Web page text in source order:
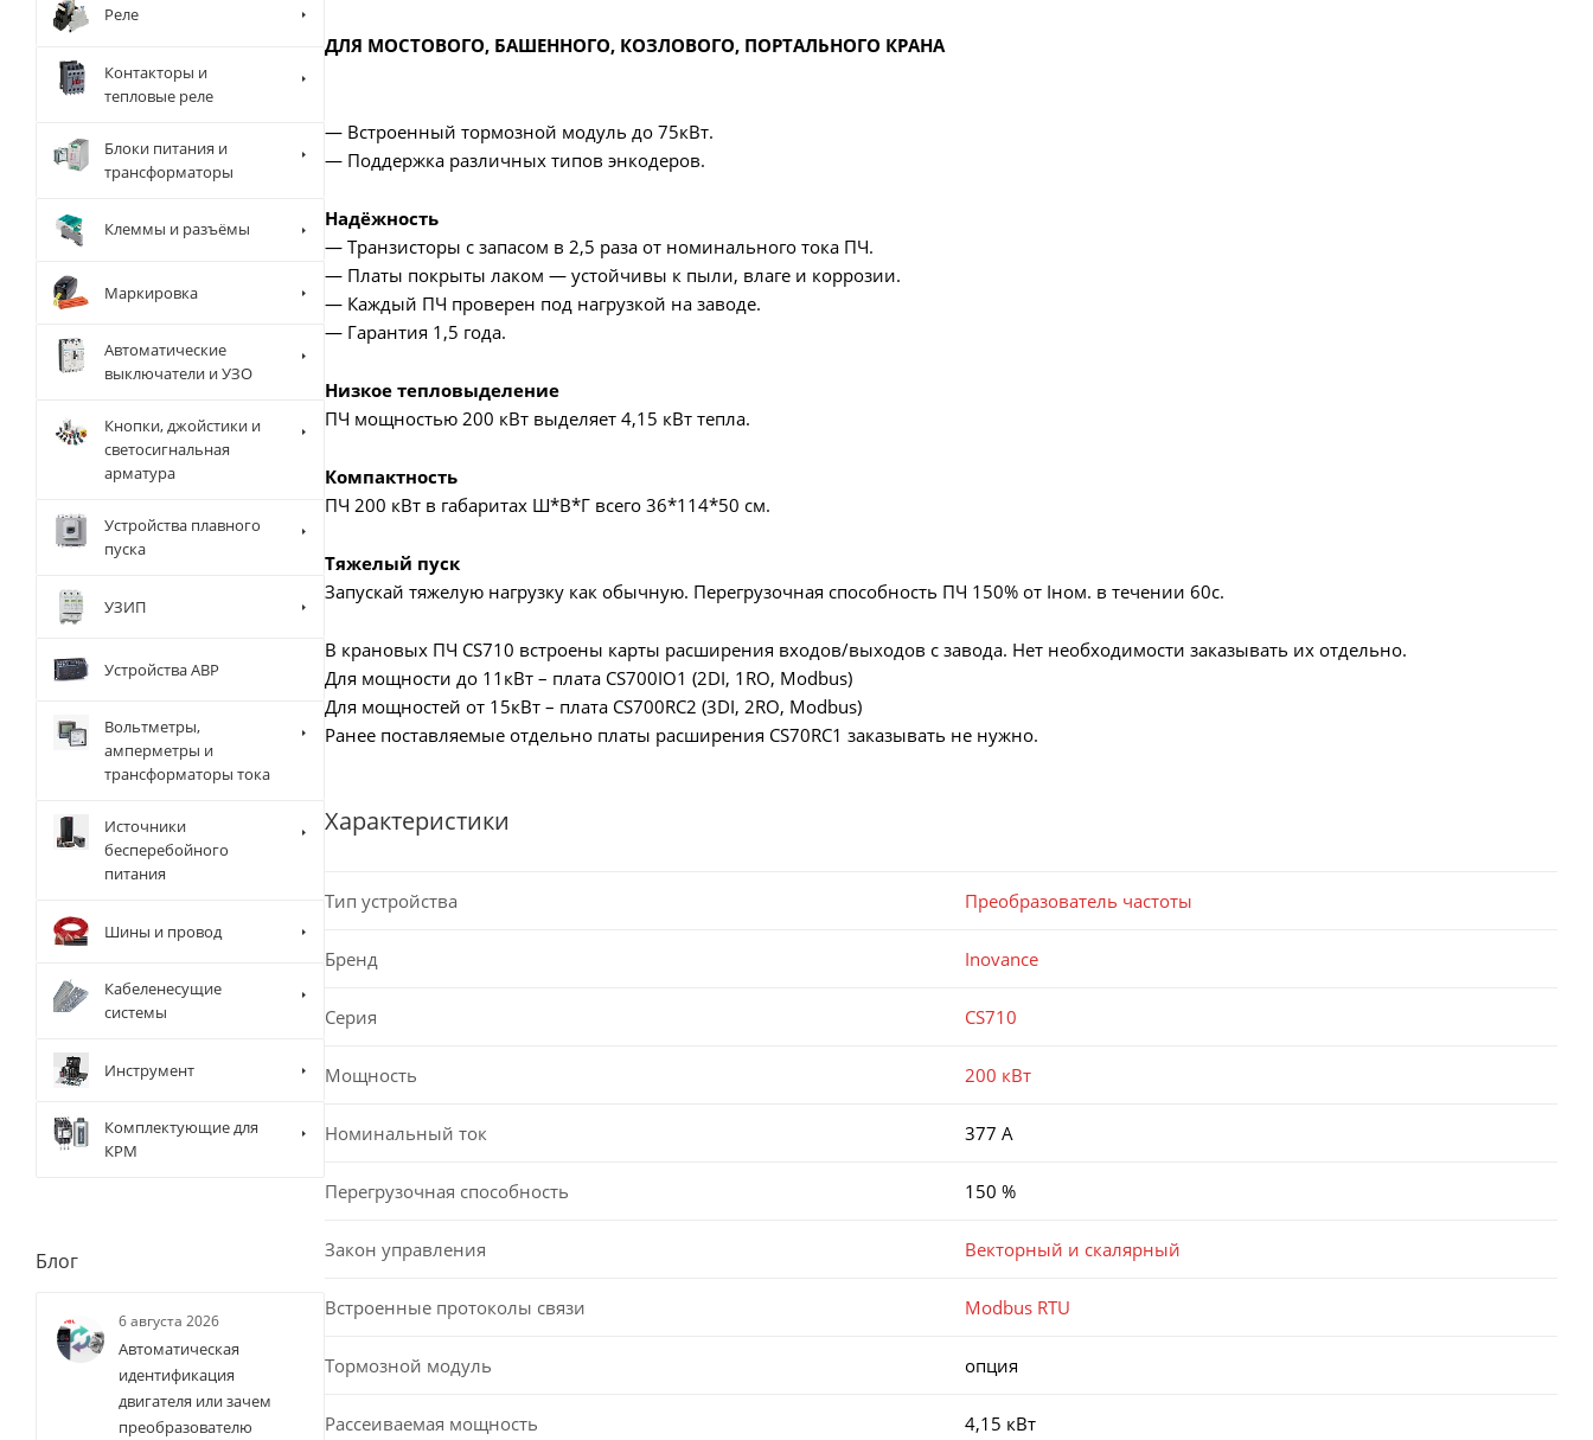
ДЛЯ МОСТОВОГО, БАШЕННОГО, КОЗЛОВОГО, ПОРТАЛЬНОГО КРАНА
— Встроенный тормозной модуль до 75кВт.
— Поддержка различных типов энкодеров.
Надёжность
— Транзисторы с запасом в 2,5 раза от номинального тока ПЧ.
— Платы покрыты лаком — устойчивы к пыли, влаге и коррозии.
— Каждый ПЧ проверен под нагрузкой на заводе.
— Гарантия 1,5 года.
Низкое тепловыделение
ПЧ мощностью 200 кВт выделяет 4,15 кВт тепла.
Компактность
ПЧ 200 кВт в габаритах Ш*В*Г всего 36*114*50 см.
Тяжелый пуск
Запускай тяжелую нагрузку как обычную. Перегрузочная способность ПЧ 150% от Iном. в течении 60с.
В крановых ПЧ CS710 встроены карты расширения входов/выходов с завода. Нет необходимости заказывать их отдельно.
Для мощности до 11кВт – плата CS700IO1 (2DI, 1RO, Modbus)
Для мощностей от 15кВт – плата CS700RC2 (3DI, 2RO, Modbus)
Ранее поставляемые отдельно платы расширения CS70RC1 заказывать не нужно.
Характеристики
Тип устройства Преобразователь частоты
Бренд Inovance
Серия CS710
Мощность 200 кВт
Номинальный ток 377 А
Перегрузочная способность 150 %
Закон управления Векторный и скалярный
Встроенные протоколы связи Modbus RTU
Тормозной модуль опция
Рассеиваемая мощность 4,15 кВт
Реле
Контакторы и
тепловые реле
Блоки питания и
трансформаторы
Клеммы и разъёмы
Маркировка
Автоматические
выключатели и УЗО
Кнопки, джойстики и
светосигнальная
арматура
Устройства плавного
пуска
УЗИП
Устройства АВР
Вольтметры,
амперметры и
трансформаторы тока
Источники
бесперебойного
питания
Шины и провод
Кабеленесущие
системы
Инструмент
Комплектующие для
КРМ
Блог
6 августа 2026
Автоматическая
идентификация
двигателя или зачем
преобразователю